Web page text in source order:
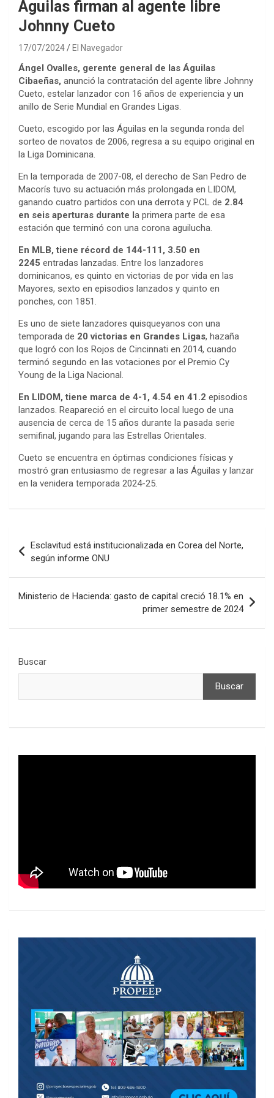
Águilas firman al agente libre
Johnny Cueto
17/07/2024 El Navegador
Ángel Ovalles, gerente general de las Águilas
Cibaeñas, anunció la contratación del agente libre Johnny
Cueto, estelar lanzador con 16 años de experiencia y un
anillo de Serie Mundial en Grandes Ligas.
Cueto, escogido por las Águilas en la segunda ronda del
sorteo de novatos de 2006, regresa a su equipo original en
la Liga Dominicana.
En la temporada de 2007-08, el derecho de San Pedro de
Macorís tuvo su actuación más prolongada en LIDOM,
ganando cuatro partidos con una derrota y PCL de 2.84
en seis aperturas durante la primera parte de esa
estación que terminó con una corona aguilucha.
En MLB, tiene récord de 144-111, 3.50 en
2245 entradas lanzadas. Entre los lanzadores
dominicanos, es quinto en victorias de por vida en las
Mayores, sexto en episodios lanzados y quinto en
ponches, con 1851.
Es uno de siete lanzadores quisqueyanos con una
temporada de 20 victorias en Grandes Ligas, hazaña
que logró con los Rojos de Cincinnati en 2014, cuando
terminó segundo en las votaciones por el Premio Cy
Young de la Liga Nacional.
En LIDOM, tiene marca de 4-1, 4.54 en 41.2 episodios
lanzados. Reapareció en el circuito local luego de una
ausencia de cerca de 15 años durante la pasada serie
semifinal, jugando para las Estrellas Orientales.
Cueto se encuentra en óptimas condiciones físicas y
mostró gran entusiasmo de regresar a las Águilas y lanzar
en la venidera temporada 2024-25.
de
entradas
Esclavitud está institucionalizada en Corea del Norte,
según informe ONU
Ministerio de Hacienda: gasto de capital creció 18.1% en
primer semestre de 2024
Buscar
Buscar